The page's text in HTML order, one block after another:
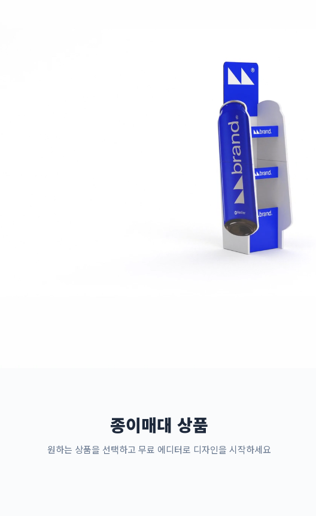
종이매대 상품
원하는 상품을 선택하고 무료 에디터로 디자인을 시작하세요